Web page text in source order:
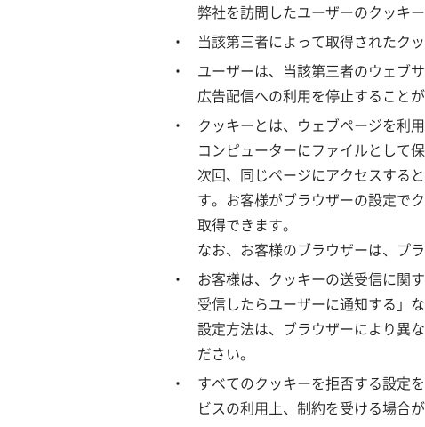
弊社を訪問したユーザーのクッキ
当該第三者によって取得されたク
ユーザーは、当該第三者のウェブ
広告配信への利用を停止することが
クッキーとは、ウェブページを利
コンピューターにファイルとして
次回、同じページにアクセスする
す。お客様がブラウザーの設定で
取得できます。
なお、お客様のブラウザーは、プ
お客様は、クッキーの送受信に関
受信したらユーザーに通知する」
設定方法は、ブラウザーにより異
ださい。
すべてのクッキーを拒否する設定
ビスの利用上、制約を受ける場合